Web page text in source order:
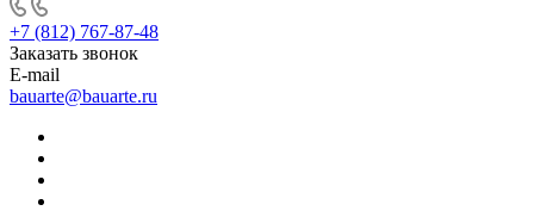
+7 (812) 767-87-48
Заказать звонок
E-mail
bauarte@bauarte.ru